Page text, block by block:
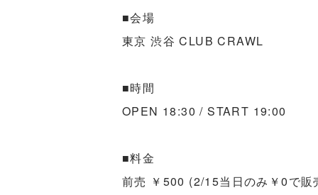
■会場
東京 渋谷 CLUB CRAWL
■時間
OPEN 18:30 / START 19:00
■料金
前売 ￥500 (2/15当日のみ￥0で販